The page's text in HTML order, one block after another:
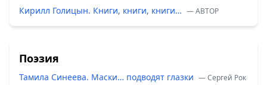
Кирилл Голицын. Книги, книги, книги… — ABTOP
Поэзия
Тамила Синеева. Маски… подводят глазки — Сергей Рок